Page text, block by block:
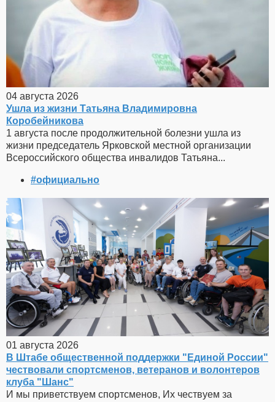
04 августа 2026
Ушла из жизни Татьяна Владимировна
Коробейникова
1 августа после продолжительной болезни ушла из
жизни председатель Ярковской местной организации
Всероссийского общества инвалидов Татьяна...
#официально
01 августа 2026
В Штабе общественной поддержки "Единой России"
чествовали спортсменов, ветеранов и волонтеров
клуба "Шанс"
И мы приветствуем спортсменов, Их чествуем за